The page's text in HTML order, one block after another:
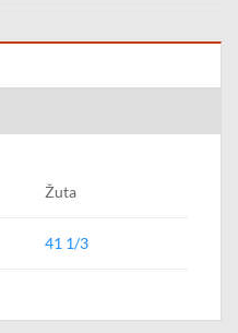
Žuta
41 1/3